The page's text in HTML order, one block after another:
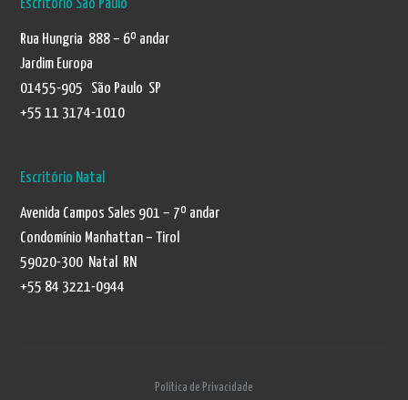
Escritório São Paulo
Rua Hungria 888 – 6º andar
Jardim Europa
01455-905 São Paulo SP
+55 11 3174-1010
Escritório Natal
Avenida Campos Sales 901 – 7º andar
Condomínio Manhattan – Tirol
59020-300 Natal RN
+55 84 3221-0944
Política de Privacidade